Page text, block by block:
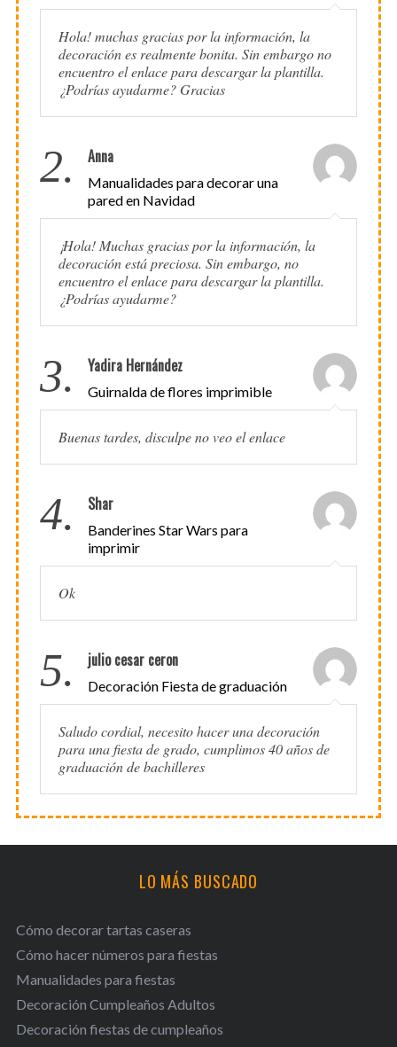
Hola! muchas gracias por la información, la
decoración es realmente bonita. Sin embargo no
encuentro el enlace para descargar la plantilla.
¿Podrías ayudarme? Gracias
2. Anna
Manualidades para decorar una
pared en Navidad
¡Hola! Muchas gracias por la información, la
decoración está preciosa. Sin embargo, no
encuentro el enlace para descargar la plantilla.
¿Podrías ayudarme?
3. Yadira Hernández
Guirnalda de flores imprimible
Buenas tardes, disculpe no veo el enlace
4. Shar
Banderines Star Wars para
imprimir
Ok
5. julio cesar ceron
Decoración Fiesta de graduación
Saludo cordial, necesito hacer una decoración
para una fiesta de grado, cumplimos 40 años de
graduación de bachilleres
LO MÁS BUSCADO
Cómo decorar tartas caseras
Cómo hacer números para fiestas
Manualidades para fiestas
Decoración Cumpleaños Adultos
Decoración fiestas de cumpleaños